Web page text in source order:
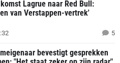
Lagrue naar Red Bull:
van Verstappen-vertrek'
5
bevestigt gesprekken